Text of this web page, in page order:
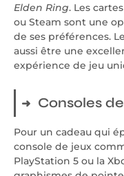
Elden Ring. Les
ou Steam sont une
de ses préférences.
aussi être une
expérience de jeu
Consoles
Pour un cadeau qui
console de jeux
PlayStation 5 ou la